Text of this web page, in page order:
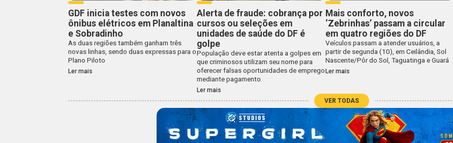
GDF inicia testes com novos
ônibus elétricos em Planaltina
e Sobradinho
As duas regiões também ganham três
novas linhas, sendo duas expressas para o
Plano Piloto
Ler mais
Alerta de fraude: cobrança por
cursos ou seleções em
unidades de saúde do DF é
golpe
População deve estar atenta a golpes em
que criminosos utilizam seu nome para
oferecer falsas oportunidades de emprego
mediante pagamento
Ler mais
Mais conforto, novos
‘Zebrinhas’ passam a circular
em quatro regiões do DF
Veículos passam a atender usuários, a
partir de segunda (10), em Ceilândia, Sol
Nascente/Pôr do Sol, Taguatinga e Guará
Ler mais
VER TODAS